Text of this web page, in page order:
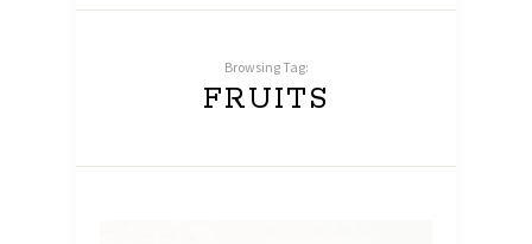
Browsing Tag:
FRUITS